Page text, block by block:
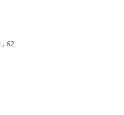
как для вечерних выходов,
.☺️
, 62